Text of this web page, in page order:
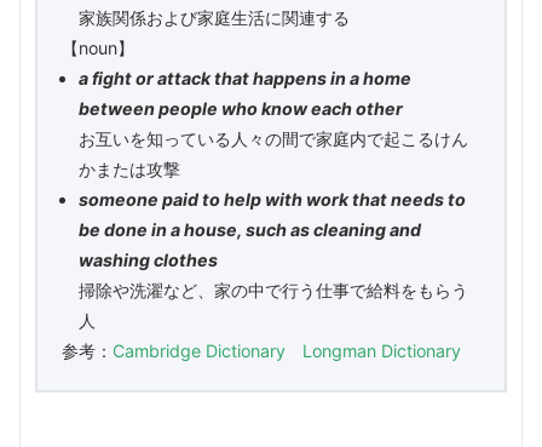
家族関係および家庭生活に関連する
【noun】
a fight or attack that happens in a home
between people who know each other
お互いを知っている人々の間で家庭内で起こるけん
かまたは攻撃
someone paid to help with work that needs to
be done in a house, such as cleaning and
washing clothes
掃除や洗濯など、家の中で行う仕事で給料をもらう
人
参考： Cambridge Dictionary Longman Dictionary